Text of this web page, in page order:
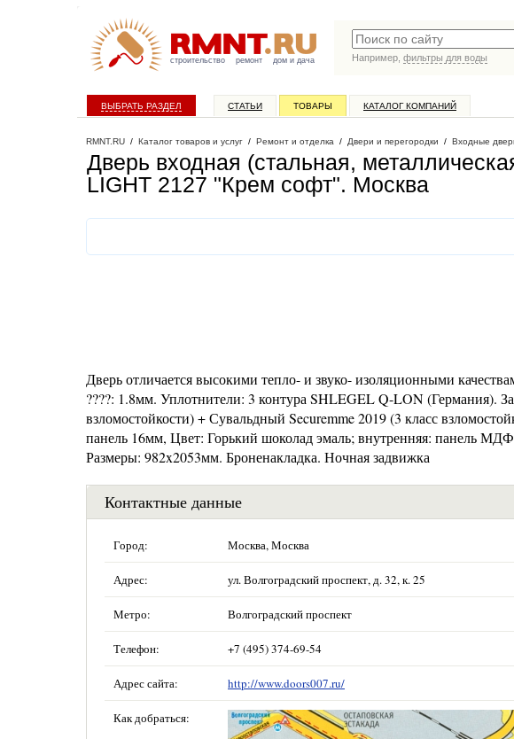
строительство ремонт дом и дача
Например, фильтры для воды
ВЫБРАТЬ РАЗДЕЛ СТАТЬИ ТОВАРЫ КАТАЛОГ КОМПАНИЙ
RMNT.RU / Каталог товаров и услуг / Ремонт и отделка / Двери и перегородки / Входные
Дверь входная (стальная,
LIGHT 2127 "Крем софт". Москва
Дверь отличается высокими тепло- и звуко- изоляционными
????: 1.8мм. Уплотнители: 3 контура SHLEGEL Q-LON (Германия).
взломостойкости) + Сувальдный Securemme 2019 (3 класс
панель 16мм, Цвет: Горький шоколад эмаль; внутренняя: панель
Размеры: 982x2053мм. Броненакладка. Ночная задвижка
Контактные данные
Город: Москва, Москва
Адрес: ул. Волгоградский проспект, д. 32, к. 25
Метро: Волгоградский проспект
Телефон: +7 (495) 374-69-54
Адрес сайта: http://www.doors007.ru/
Как добраться: